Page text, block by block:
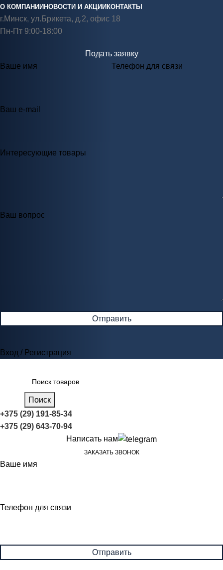
О КОМПАНИИ НОВОСТИ И АКЦИИ КОНТАКТЫ
г.Минск, ул.Брикета, д.2, офис 18
Пн-Пт 9:00-18:00
Подать заявку
Ваше имя
Телефон для связи
Ваш e-mail
Интересующие товары
Ваш вопрос
Вход / Регистрация
Поиск
+375 (29) 191-85-34
+375 (29) 643-70-94
Написать нам
ЗАКАЗАТЬ ЗВОНОК
Ваше имя
Телефон для связи